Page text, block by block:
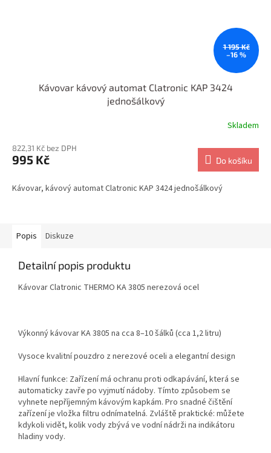
1 195 Kč
–16 %
Kávovar kávový automat Clatronic KAP 3424
jednošálkový
Skladem
822,31 Kč bez DPH
995 Kč Do košíku
Kávovar, kávový automat Clatronic KAP 3424 jednošálkový
Popis Diskuze
Detailní popis produktu
Kávovar Clatronic THERMO KA 3805 nerezová ocel
Výkonný kávovar KA 3805 na cca 8–10 šálků (cca 1,2 litru)
Vysoce kvalitní pouzdro z nerezové oceli a elegantní design
Hlavní funkce: Zařízení má ochranu proti odkapávání, která se
automaticky zavře po vyjmutí nádoby. Tímto způsobem se
vyhnete nepříjemným kávovým kapkám. Pro snadné čištění
zařízení je vložka filtru odnímatelná. Zvláště praktické: můžete
kdykoli vidět, kolik vody zbývá ve vodní nádrži na indikátoru
hladiny vody.